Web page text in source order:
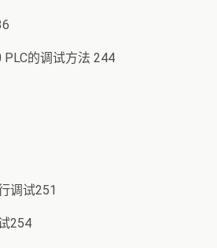
的调试方法 244
调试251
254